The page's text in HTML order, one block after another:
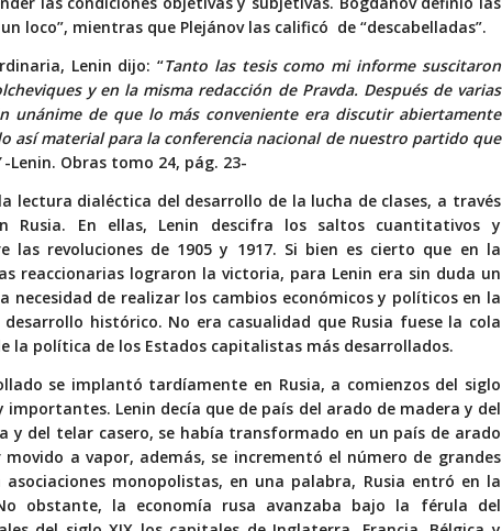
loco”, mientras que Plejánov las calificó de “descabelladas”.
Lenin dijo: “Tanto las tesis como mi informe suscitaron
y en la misma redacción de Pravda. Después de varias
unánime de que lo más conveniente era discutir abiertamente
así material para la conferencia nacional de nuestro partido que
-Lenin. Obras tomo 24, pág. 23-
lectura dialéctica del desarrollo de la lucha de clases, a través
Rusia. En ellas, Lenin descifra los saltos cuantitativos y
las revoluciones de 1905 y 1917. Si bien es cierto que en la
reaccionarias lograron la victoria, para Lenin era sin duda un
de realizar los cambios económicos y políticos en la
histórico. No era casualidad que Rusia fuese la cola
la política de los Estados capitalistas más desarrollados.
se implantó tardíamente en Rusia, a comienzos del siglo
Lenin decía que de país del arado de madera y del
y del telar casero, se había transformado en un país de arado
a vapor, además, se incrementó el número de grandes
monopolistas, en una palabra, Rusia entró en la
obstante, la economía rusa avanzaba bajo la férula del